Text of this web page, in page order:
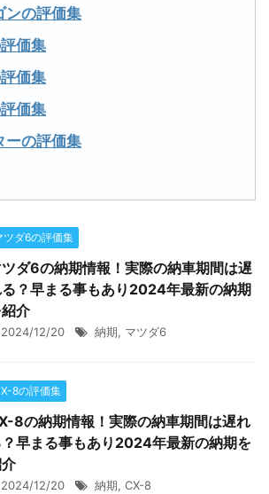
ンの評価集
価集
価集
価集
ーの評価集
ツダ6の評価集
ダ6の納期情報！実際の納車期間は遅
？早まる事もあり2024年最新の納期
介
2024/12/20 納期, マツダ6
8の評価集
8の納期情報！実際の納車期間は遅れ
早まる事もあり2024年最新の納期を
2024/12/20 納期, CX-8